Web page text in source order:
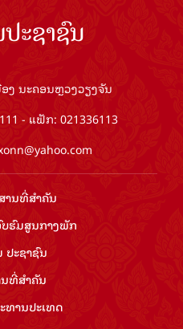
ະຊາຊົນ
ງ ນະຄອນຫຼວງວຽງຈັນ
- ແຟັກ: 021336113
ານ​ທີ່​ສຳ​ຄັນ​
ບຮົມ​ສູນ​ກາງ​ພັກ
ະ​ຊາ​ຊົນ
ທີ່​ສຳ​ຄັນ
ທານ​ປະ​ເທດ